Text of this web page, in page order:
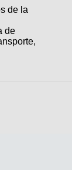
de la
de